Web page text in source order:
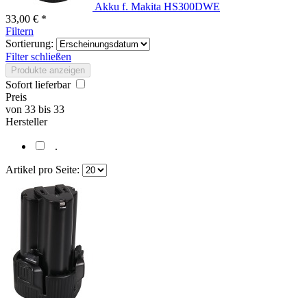
Akku f. Makita HS300DWE
33,00 € *
Filtern
Sortierung:
Filter schließen
Produkte anzeigen
Sofort lieferbar
Preis
von 33 bis 33
Hersteller
.
Artikel pro Seite: